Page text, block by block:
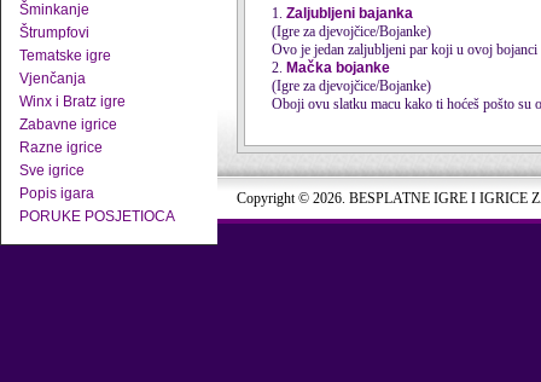
Šminkanje
Štrumpfovi
Tematske igre
Vjenčanja
Winx i Bratz igre
Zabavne igrice
Razne igrice
Sve igrice
Popis igara
PORUKE POSJETIOCA
1. Zaljubljeni bajanka
(Igre za djevojčice/Bojanke)
Ovo je jedan zaljubljeni par koji u ovoj
2. Mačka bojanke
(Igre za djevojčice/Bojanke)
Oboji ovu slatku macu kako ti hoćeš pošto su
Copyright © 2026. BESPLATNE IGRE I IGRICE